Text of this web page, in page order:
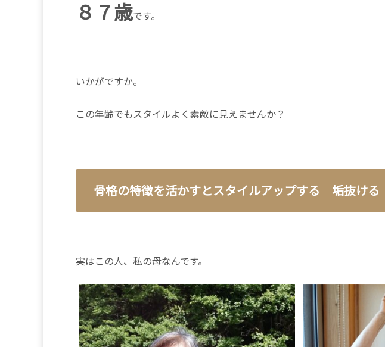
８７歳です。
いかがですか。
この年齢でもスタイルよく素敵に見えませんか？
骨格の特徴を活かすとスタイルアップする 垢抜ける
実はこの人、私の母なんです。